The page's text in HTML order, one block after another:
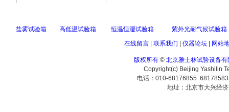
盐雾试验箱 高低温试验箱 恒温恒湿试验箱
紫外光耐气候试验箱
在线留言| 联系我们 仪器论坛| 网站
版权所有 © 北京雅士林试验设备有
Copyright(c) Beijing Yashilin
电话：010-68176855
地址：北京市大兴经